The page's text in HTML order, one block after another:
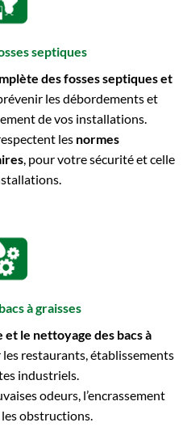
septiques
des fosses septiques et
les débordements et
de vos installations.
les normes
, pour votre sécurité et celle
à graisses
et le nettoyage des bacs à
les restaurants, établissements
industriels.
odeurs, l’encrassement
obstructions.